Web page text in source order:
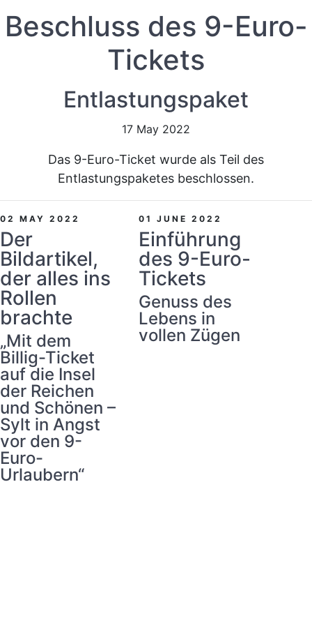
Beschluss des 9-Euro-
Tickets
Entlastungspaket
17 May 2022
Das 9-Euro-Ticket wurde als Teil des
Entlastungspaketes beschlossen.
02 MAY 2022
Der
Bildartikel,
der alles ins
Rollen
brachte
„Mit dem
Billig-Ticket
auf die Insel
der Reichen
und Schönen –
Sylt in Angst
vor den 9-
Euro-
Urlaubern“
01 JUNE 2022
Einführung
des 9-Euro-
Tickets
Genuss des
Lebens in
vollen Zügen